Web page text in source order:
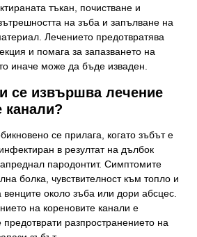
тъкан, почистване и
на зъба и запълване на
Лечението предотвратява
и помага за запазването на
иначе може да бъде изваден.
се извършва лечение
канали?
се прилага, когато зъбът е
в резултат на дълбок
пародонтит. Симптомите
болка, чувствителност към топло и
около зъба или дори абсцес.
на кореновите канали е
разпространението на